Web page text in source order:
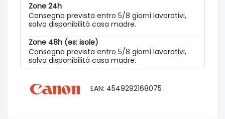
Zone 24h
Consegna prevista entro 5/8 giorni lavorativi,
salvo disponibilità casa madre.
Zone 48h (es: isole)
Consegna prevista entro 5/8 giorni lavorativi,
salvo disponibilità casa madre.
EAN: 4549292168075